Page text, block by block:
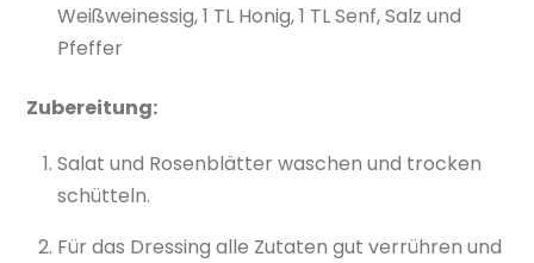
Weißweinessig, 1 TL Honig, 1 TL Senf, Salz und
Pfeffer
Zubereitung:
Salat und Rosenblätter waschen und trocken
schütteln.
Für das Dressing alle Zutaten gut verrühren und